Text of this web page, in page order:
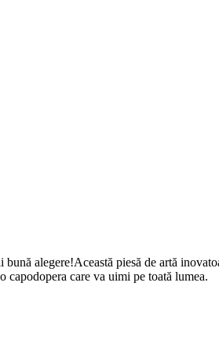
alegere!Această piesă de artă
capodopera care va uimi pe toată lumea.